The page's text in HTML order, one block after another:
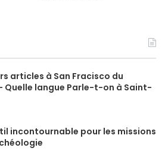
articles à San Fracisco du
Quelle langue Parle-t-on à Saint-
incontournable pour les missions